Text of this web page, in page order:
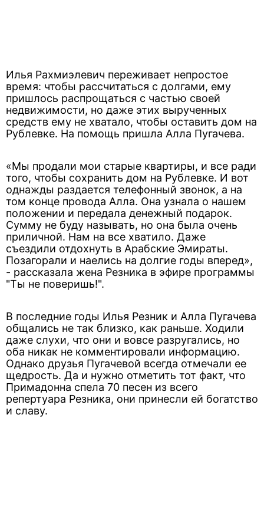
Илья Рахмиэлевич переживает непростое
время: чтобы рассчитаться с долгами, ему
пришлось распрощаться с частью своей
недвижимости, но даже этих вырученных
средств ему не хватало, чтобы оставить дом на
Рублевке. На помощь пришла Алла Пугачева.
«Мы продали мои старые квартиры, и все ради
того, чтобы сохранить дом на Рублевке. И вот
однажды раздается телефонный звонок, а на
том конце провода Алла. Она узнала о нашем
положении и передала денежный подарок.
Сумму не буду называть, но она была очень
приличной. Нам на все хватило. Даже
съездили отдохнуть в Арабские Эмираты.
Позагорали и наелись на долгие годы вперед»,
- рассказала жена Резника в эфире программы
"Ты не поверишь!".
В последние годы Илья Резник и Алла Пугачева
общались не так близко, как раньше. Ходили
даже слухи, что они и вовсе разругались, но
оба никак не комментировали информацию.
Однако друзья Пугачевой всегда отмечали ее
щедрость. Да и нужно отметить тот факт, что
Примадонна спела 70 песен из всего
репертуара Резника, они принесли ей богатство
и славу.